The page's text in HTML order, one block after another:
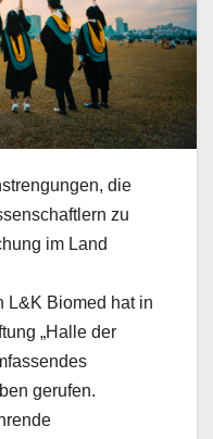
die
zu
im Land
L&K Biomed hat in
„Halle der
gerufen.